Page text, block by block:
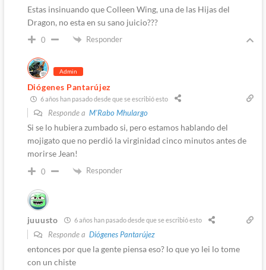
Estas insinuando que Colleen Wing, una de las Hijas del
Dragon, no esta en su sano juicio???
0 Responder
Admin
Diógenes Pantarújez
6 años han pasado desde que se escribió esto
Responde a M'Rabo Mhulargo
Si se lo hubiera zumbado si, pero estamos hablando del
mojigato que no perdió la virginidad cinco minutos antes de
morirse Jean!
0 Responder
juuusto 6 años han pasado desde que se escribió esto
Responde a Diógenes Pantarújez
entonces por que la gente piensa eso? lo que yo lei lo tome
con un chiste